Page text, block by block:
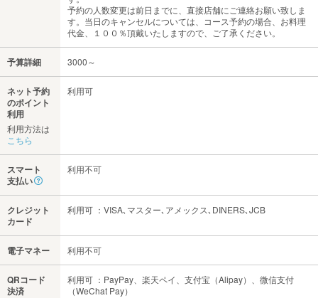
予約の人数変更は前日までに、直接店舗にご連絡お願い致しま
す。当日のキャンセルについては、コース予約の場合、お料理
代金、１００％頂戴いたしますので、ご了承ください。
予算詳細 3000～
ネット予約
のポイント
利用
利用方法は
こちら
利用可
スマート
支払い
利用不可
クレジット
カード
利用可 ：VISA､マスター､アメックス､DINERS､JCB
電子マネー 利用不可
QRコード
決済
利用可 ：PayPay、楽天ペイ、支付宝（Alipay）、微信支付
（WeChat Pay）